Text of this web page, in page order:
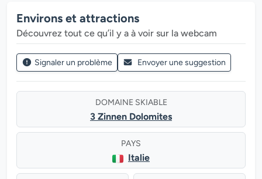
Environs et attractions
Découvrez tout ce qu’il y a à voir sur la webcam
Signaler un problème Envoyer une suggestion
DOMAINE SKIABLE
3 Zinnen Dolomites
PAYS
Italie